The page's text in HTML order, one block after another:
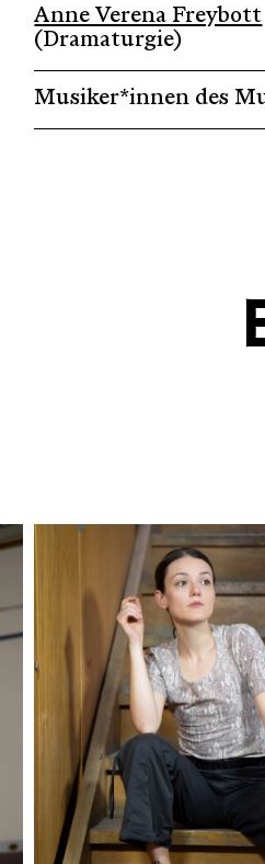
Anne Verena Freybott
(Dramaturgie)
Musiker*innen des